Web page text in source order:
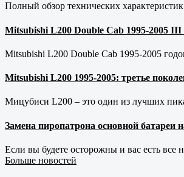
Полный обзор технических
Mitsubishi L200 Double Cab 1995-2005
Mitsubishi L200 Double Cab 1995-2005
Mitsubishi L200 1995-2005: третье
Мицубиси L200 – это один из лучших
Замена пиропатрона основной батареи
Если вы будете осторожны и вас есть
Больше новостей